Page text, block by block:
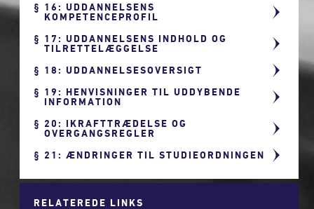
16: UDDANNELSENS
KOMPETENCEPROFIL
17: UDDANNELSENS INDHOLD OG
TILRETTELÆGGELSE
18: UDDANNELSESOVERSIGT
19: HENVISNINGER TIL UDDYBENDE
INFORMATION
20: IKRAFTTRÆDELSE OG
OVERGANGSREGLER
21: ÆNDRINGER TIL STUDIEORDNINGEN
RELATEREDE LINKS